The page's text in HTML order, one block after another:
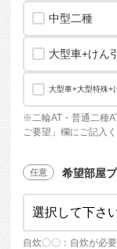
中型二種
大型車+けん引
大型車+大型特殊+
※ 二輪AT・普通二種
ご要望」欄にご記入く
希望部屋
自炊〇〇：自炊が必